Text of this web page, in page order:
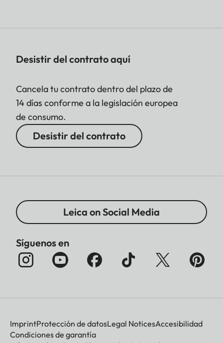
Desistir del contrato aquí
Cancela tu contrato dentro del plazo de
14 días conforme a la legislación europea
de consumo.
Desistir del contrato
Leica on Social Media
Síguenos en
ImprintProtección de datosLegal NoticesAccesibilidad
Condiciones de garantía